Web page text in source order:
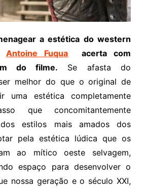
a estética do western
Antoine Fuqua acerta com
do filme. Se afasta do
melhor do que o original de
uma estética completamente
que concomitantemente
estilos mais amados dos
pela estética lúdica que os
ao mítico oeste selvagem,
espaço para desenvolver o
nossa geração e o século XXI,